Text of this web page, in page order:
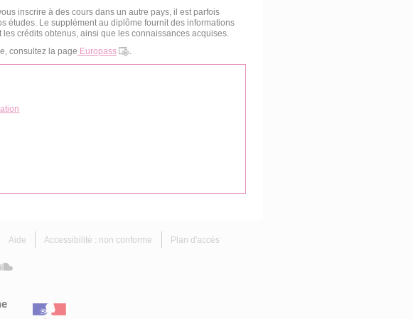
inscrire à des cours dans un autre pays, il est parfois
études. Le supplément au diplôme fournit des informations
crédits obtenus, ainsi que les connaissances acquises.
consultez la page Europass .
Aide Accessibilité : non conforme Plan d'accès